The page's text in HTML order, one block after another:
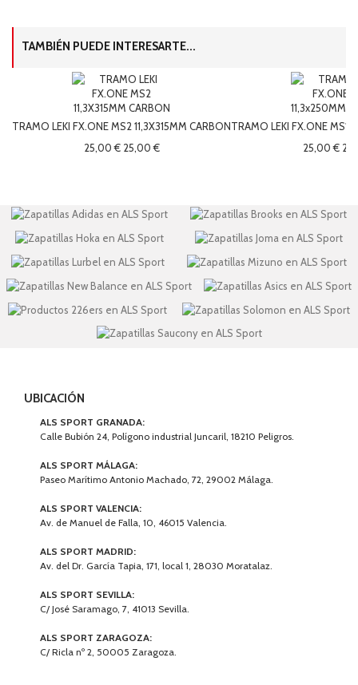
TAMBIÉN PUEDE INTERESARTE...
TRAMO LEKI FX.ONE MS2 11,3X315MM CARBON
25,00 € 25,00 €
TRAMO LEKI FX.ONE MS1
25,00 €
UBICACIÓN
ALS SPORT GRANADA:
Calle Bubión 24, Polígono industrial Juncaril, 18210 Peligros.
ALS SPORT MÁLAGA:
Paseo Marítimo Antonio Machado, 72, 29002 Málaga.
ALS SPORT VALENCIA:
Av. de Manuel de Falla, 10, 46015 Valencia.
ALS SPORT MADRID:
Av. del Dr. García Tapia, 171, local 1, 28030 Moratalaz.
ALS SPORT SEVILLA:
C/ José Saramago, 7, 41013 Sevilla.
ALS SPORT ZARAGOZA:
C/ Ricla nº 2, 50005 Zaragoza.